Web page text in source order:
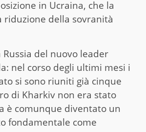
in Ucraina, che la
riduzione della sovranità
del nuovo leader
nel corso degli ultimi mesi i
si sono riuniti già cinque
di Kharkiv non era stato
è comunque diventato un
fondamentale come